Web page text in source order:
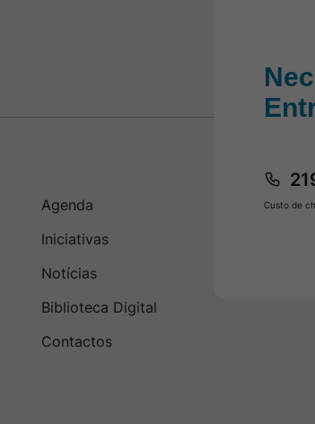
Agenda
Iniciativas
Notícias
Biblioteca Digital
Contactos
Custo de